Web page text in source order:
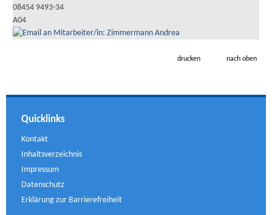
08454 9493-34
A04
drucken nach oben
Quicklinks
Kontakt
Inhaltsverzeichnis
Impressum
Datenschutz
Erklärung zur Barrierefreiheit